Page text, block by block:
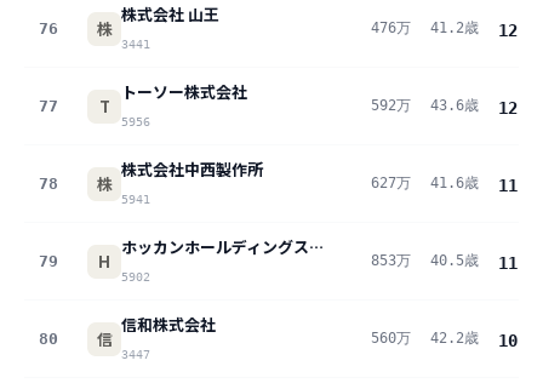
76 株
株式会社 山王
3441
476万 41.2歳 12.5
77 T
トーソー株式会社
5956
592万 43.6歳 12.2
78 株
株式会社中西製作所
5941
627万 41.6歳 11.7
79 H
ホッカンホールディングス株式会社
5902
853万 40.5歳 11.6
80 信
信和株式会社
3447
560万 42.2歳 10.2